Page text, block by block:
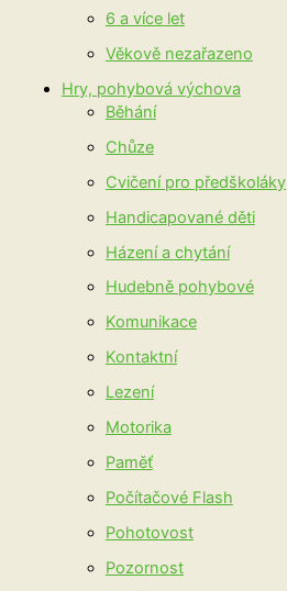
6 a více let
Věkově nezařazeno
Hry, pohybová výchova
Běhání
Chůze
Cvičení pro předškoláky
Handicapované děti
Házení a chytání
Hudebně pohybové
Komunikace
Kontaktní
Lezení
Motorika
Paměť
Počítačové Flash
Pohotovost
Pozornost